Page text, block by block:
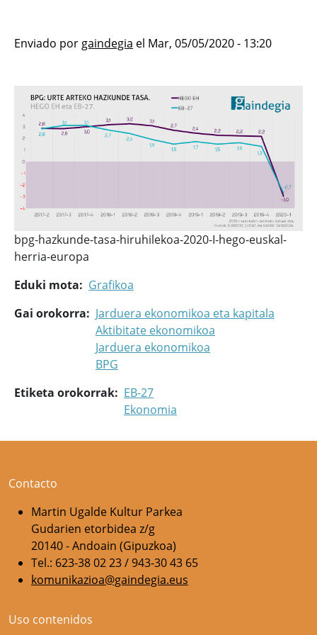
Enviado por gaindegia el Mar, 05/05/2020 - 13:20
bpg-hazkunde-tasa-hiruhilekoa-2020-I-hego-euskal-
herria-europa
Eduki mota
Grafikoa
Gai orokorra
Jarduera ekonomikoa eta kapitala
Aktibitate ekonomikoa
Jarduera ekonomikoa
BPG
Etiketa orokorrak
EB-27
Ekonomia
Contacto
Martin Ugalde Kultur Parkea
Gudarien etorbidea z/g
20140 - Andoain (Gipuzkoa)
Tel.: 623-38 02 23 / 943-30 43 65
komunikazioa@gaindegia.eus
Uso contenidos